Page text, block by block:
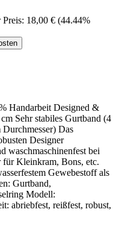
Preis: 18,00 € (44.44%
Handarbeit Designed &
Sehr stabiles Gurtband (4
Das
Designer
waschmaschinenfest bei
für Kleinkram, Bons, etc.
Gewebestoff als
Gurtband,
Modell:
abriebfest, reißfest, robust,